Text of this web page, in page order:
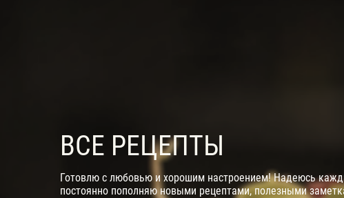
ВСЕ РЕЦЕПТЫ
Готовлю с любовью и хорошим настроением! Надеюсь
постоянно пополняю новыми рецептами, полезными